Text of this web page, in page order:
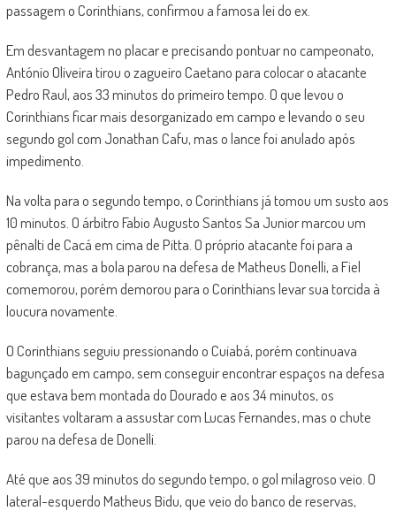
passagem o Corinthians, confirmou a famosa lei do ex.
Em desvantagem no placar e precisando pontuar no campeonato,
António Oliveira tirou o zagueiro Caetano para colocar o atacante
Pedro Raul, aos 33 minutos do primeiro tempo. O que levou o
Corinthians ficar mais desorganizado em campo e levando o seu
segundo gol com Jonathan Cafu, mas o lance foi anulado após
impedimento.
Na volta para o segundo tempo, o Corinthians já tomou um susto aos
10 minutos. O árbitro Fabio Augusto Santos Sa Junior marcou um
pênalti de Cacá em cima de Pitta. O próprio atacante foi para a
cobrança, mas a bola parou na defesa de Matheus Donelli, a Fiel
comemorou, porém demorou para o Corinthians levar sua torcida à
loucura novamente.
O Corinthians seguiu pressionando o Cuiabá, porém continuava
bagunçado em campo, sem conseguir encontrar espaços na defesa
que estava bem montada do Dourado e aos 34 minutos, os
visitantes voltaram a assustar com Lucas Fernandes, mas o chute
parou na defesa de Donelli.
Até que aos 39 minutos do segundo tempo, o gol milagroso veio. O
lateral-esquerdo Matheus Bidu, que veio do banco de reservas,